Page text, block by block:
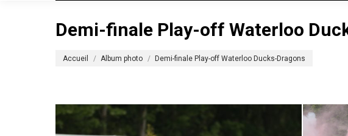
Demi-finale Play-off Waterloo
Accueil Album photo Demi-finale Play-off Waterloo Ducks-Dragons